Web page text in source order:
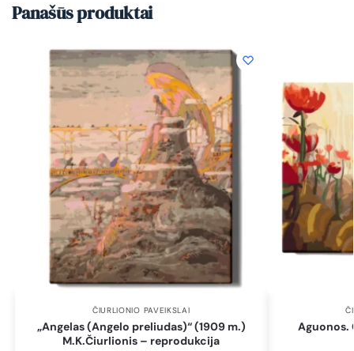
Panašūs produktai
ČIURLIONIO PAVEIKSLAI
„Angelas (Angelo preliudas)“ (1909 m.)
M.K.Čiurlionis – reprodukcija
Aguonos.